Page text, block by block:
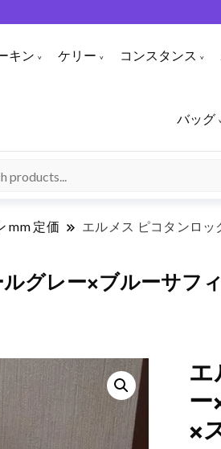
キン ケリー コンスタンス
バッグ
mm 定価
エルメス ピコタンロ
グレー×ブルーサ
×